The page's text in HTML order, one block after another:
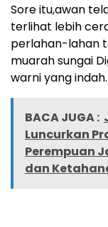
Sore itu,awan
terlihat lebih
perlahan-lahan
muarah sungai
warni yang indah.
BACA JUGA :
Luncurkan
Perempuan
dan